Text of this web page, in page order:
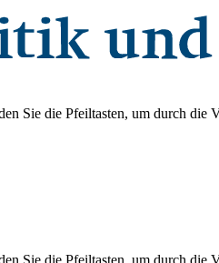
Sie die Pfeiltasten, um durch die